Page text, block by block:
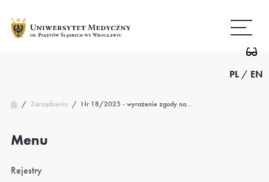
treści
strony
PL / EN
/ Zarządzenia / Nr 18/2025 - wyrażenie zgody na…
Menu
Rejestry